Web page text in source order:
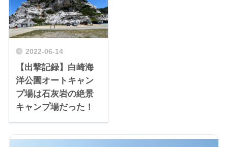
2022-06-14
【出撃記録】白崎海
洋公園オートキャン
プ場は石灰岩の絶景
キャンプ場だった！